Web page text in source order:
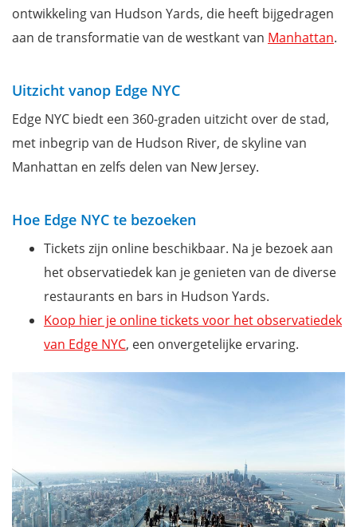
ontwikkeling van Hudson Yards, die heeft bijgedragen
aan de transformatie van de westkant van Manhattan.
Uitzicht vanop Edge NYC
Edge NYC biedt een 360-graden uitzicht over de stad,
met inbegrip van de Hudson River, de skyline van
Manhattan en zelfs delen van New Jersey.
Hoe Edge NYC te bezoeken
Tickets zijn online beschikbaar. Na je bezoek aan
het observatiedek kan je genieten van de diverse
restaurants en bars in Hudson Yards.
Koop hier je online tickets voor het observatiedek
van Edge NYC, een onvergetelijke ervaring.